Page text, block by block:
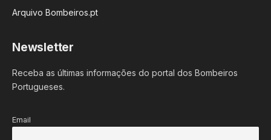
Arquivo Bombeiros.pt
Newsletter
Receba as últimas informações do portal dos Bombeiros
Portugueses.
Email